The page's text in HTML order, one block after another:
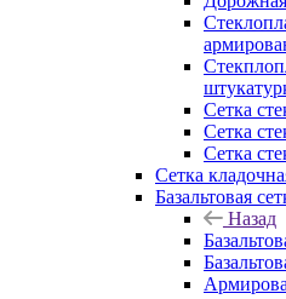
Сетка
Сетка
Сетка
Сетка
Базальтовая
Назад